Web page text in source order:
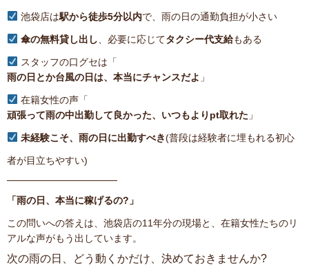
池袋店は駅から徒歩5分以内で、雨の日の通勤負担が小さい
傘の無料貸し出し 、必要に応じてタクシー代支給もある
スタッフの口グセは「
雨の日とか台風の日は、本当にチャンスだよ 」
在籍女性の声「
頑張って雨の中出勤して良かった、いつもよりpt取れた 」
未経験こそ、雨の日に出勤すべき(普段は経験者に埋もれる初心
者が目立ちやすい)
────────────────
「雨の日、本当に稼げるの?」
この問いへの答えは、池袋店の11年分の現場と、在籍女性たちのリ
アルな声がもう出しています。
次の雨の日、どう動くかだけ、決めておきませんか?